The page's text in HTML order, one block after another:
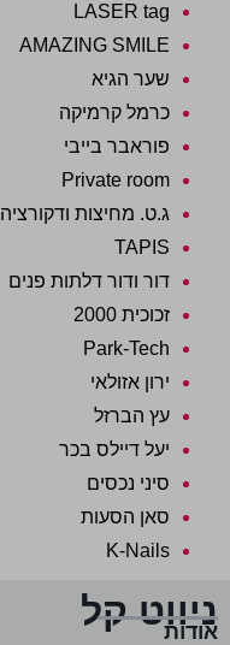
LASER tag
AMAZING SMILE
שער הגיא
כרמל קרמיקה
פוראבר בייבי
Private room
ג.ט. מחיצות ודקורציה
TAPIS
דור ודור דלתות פנים
זכוכית 2000
Park-Tech
ירון אזולאי
עץ הברזל
יעל דיילס בכר
סיני נכסים
סאן הסעות
K-Nails
ניווט קל
אודות